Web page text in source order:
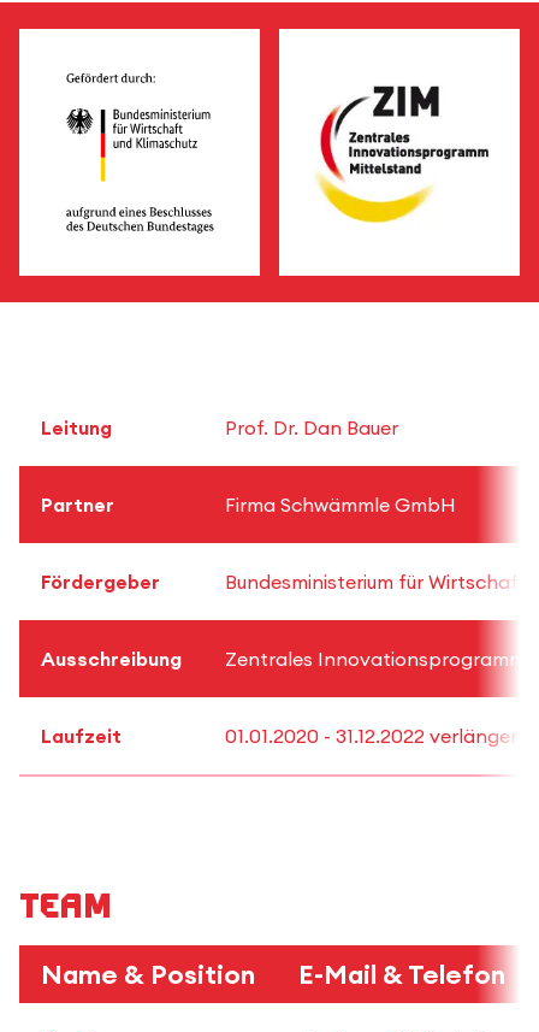
Leitung Prof. Dr. Dan Bauer
Partner Firma Schwämmle GmbH
Fördergeber Bundesministerium für Wirtschaft
Ausschreibung Zentrales Innovationsprogramm
Laufzeit 01.01.2020 - 31.12.2022 verlängert
Team
Name & Position E-Mail & Telefon